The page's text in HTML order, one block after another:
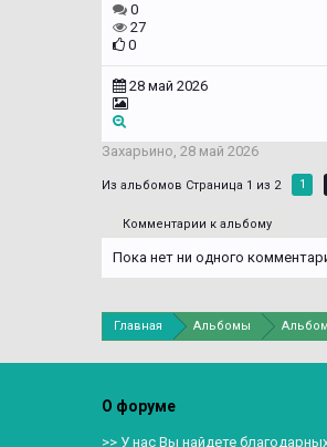
0
27
0
28 май 2026
Захарьино, 28 май 2026
Страница 1 из 2 1
Комментарии к альбому
Пока нет ни одного
Главная Альбомы
О форуме
>> У нас Вы найдете